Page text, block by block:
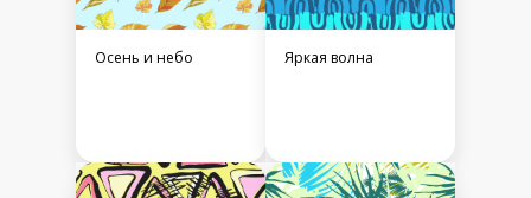
Осень и небо Яркая волна